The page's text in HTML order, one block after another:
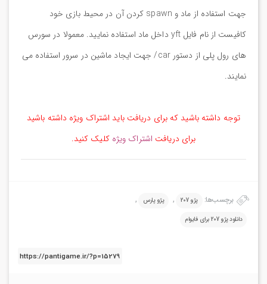
جهت استفاده از ماد و spawn کردن آن در محیط بازی خود
کافیست از نام فایل yft داخل ماد استفاده نمایید. معمولا در سورس
های رول پلی از دستور car/ جهت ایجاد ماشین در سرور استفاده می
نمایند.
توجه داشته باشید که برای دریافت باید اشتراک ویژه داشته باشید
برای دریافت اشتراک ویژه کلیک کنید.
برچسب‌ها: پژو 207 , پژو پارس ,
دانلود پژو 207 برای فایوام